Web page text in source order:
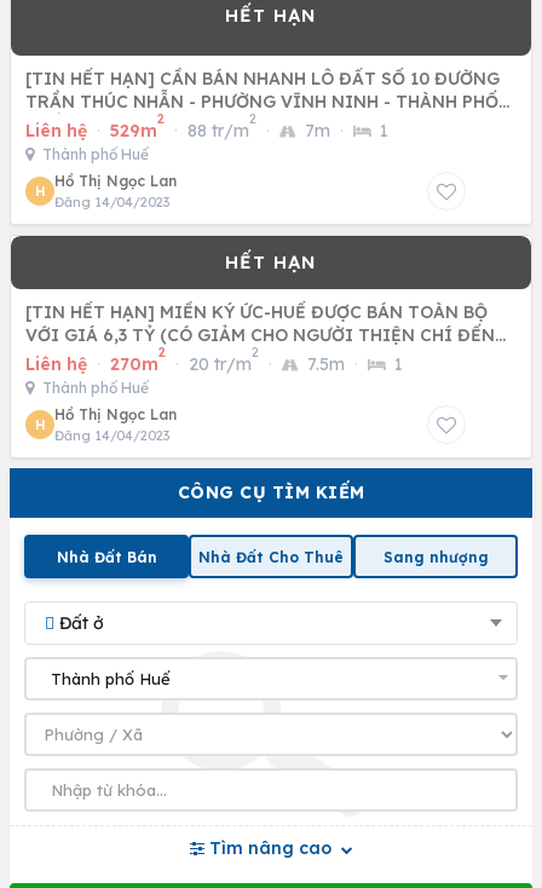
CÔNG CỤ TÌM KIẾM
Nhà Đất Bán Nhà Đất Cho Thuê Sang nhượng
Đất ở
Tìm nâng cao
[TIN HẾT HẠN] CẦN BÁN NHANH LÔ ĐẤT SỐ 10 ĐƯỜNG
TRẦN THÚC NHẪN - PHƯỜNG VĨNH NINH - THÀNH PHỐ
HUẾ THƠ MỘNG
Liên hệ · 529m
2
· 88 tr/m
2
· 7m · 1
Thành phố Huế
H
Hồ Thị Ngọc Lan
Đăng 14/04/2023
[TIN HẾT HẠN] MIỀN KÝ ỨC-HUẾ ĐƯỢC BÁN TOÀN BỘ
VỚI GIÁ 6,3 TỶ (CÓ GIẢM CHO NGƯỜI THIỆN CHÍ ĐẾN
TRƯỚC)
Liên hệ · 270m
2
· 20 tr/m
2
· 7.5m · 1
Thành phố Huế
H
Hồ Thị Ngọc Lan
Đăng 14/04/2023